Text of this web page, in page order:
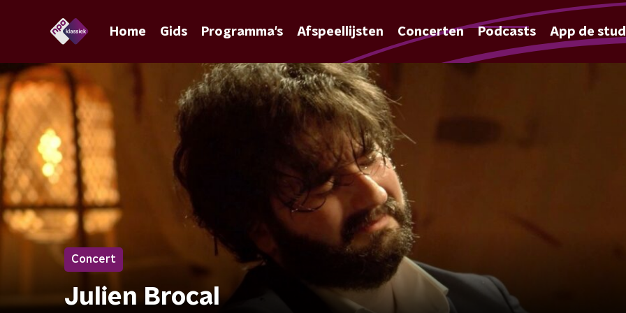
Home Gids Programma's Afspeellijsten Concerten Podcasts App de
Concert
Julien Brocal